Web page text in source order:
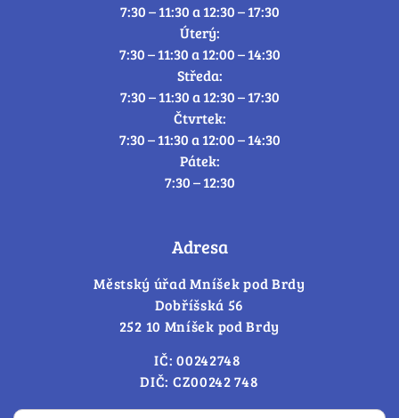
7:30 – 11:30 a 12:30 – 17:30
Úterý:
7:30 – 11:30 a 12:00 – 14:30
Středa:
7:30 – 11:30 a 12:30 – 17:30
Čtvrtek:
7:30 – 11:30 a 12:00 – 14:30
Pátek:
7:30 – 12:30
Adresa
Městský úřad Mníšek pod Brdy
Dobříšská 56
252 10 Mníšek pod Brdy
IČ: 00242748
DIČ: CZ00242 748